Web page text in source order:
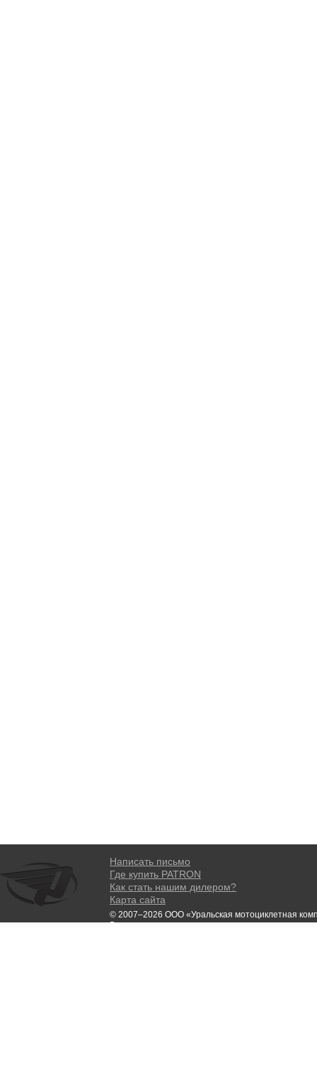
Написать письмо
Где купить PATRON
Как стать нашим дилером?
Карта сайта
© 2007–2026 ООО «Уральская мотоциклетная
Все права защищены